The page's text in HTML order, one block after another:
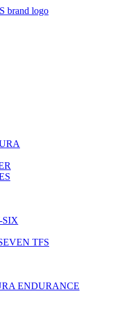
SIX
TFS
ENDURANCE